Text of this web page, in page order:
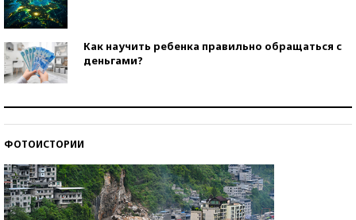
Как научить ребенка правильно обращаться с
деньгами?
ФОТОИСТОРИИ